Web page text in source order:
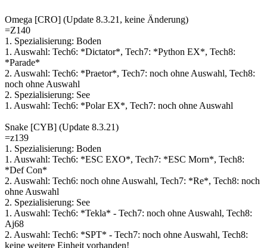
Omega [CRO] (Update 8.3.21, keine Änderung)
=Z140
1. Spezialisierung: Boden
1. Auswahl: Tech6: *Dictator*, Tech7: *Python EX*, Tech8:
*Parade*
2. Auswahl: Tech6: *Praetor*, Tech7: noch ohne Auswahl, Tech8:
noch ohne Auswahl
2. Spezialisierung: See
1. Auswahl: Tech6: *Polar EX*, Tech7: noch ohne Auswahl
Snake [CYB] (Update 8.3.21)
=z139
1. Spezialisierung: Boden
1. Auswahl: Tech6: *ESC EXO*, Tech7: *ESC Morn*, Tech8:
*Def Con*
2. Auswahl: Tech6: noch ohne Auswahl, Tech7: *Re*, Tech8: noch
ohne Auswahl
2. Spezialisierung: See
1. Auswahl: Tech6: *Tekla* - Tech7: noch ohne Auswahl, Tech8:
Aj68
2. Auswahl: Tech6: *SPT* - Tech7: noch ohne Auswahl, Tech8:
keine weitere Einheit vorhanden!